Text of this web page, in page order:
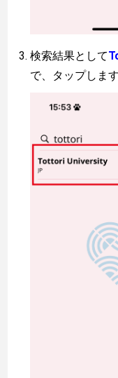
検索結果として
で、タップします